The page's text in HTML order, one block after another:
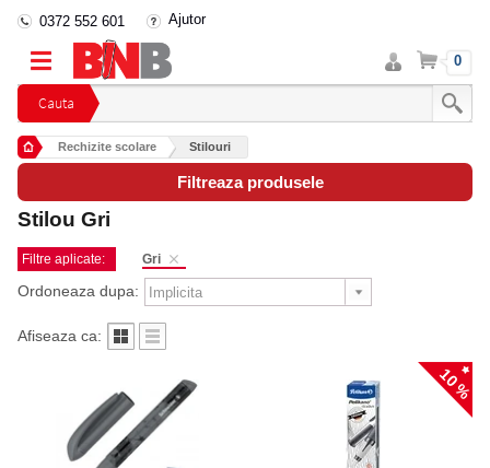
Cauta
0372 552 601 Ajutor
Intra
in
cont
Cos 0
Rechizite scolare Stilouri
Filtreaza produsele
Stilou Gri
Filtre aplicate: Gri
Ordoneaza dupa:
Afiseaza ca:
10 %